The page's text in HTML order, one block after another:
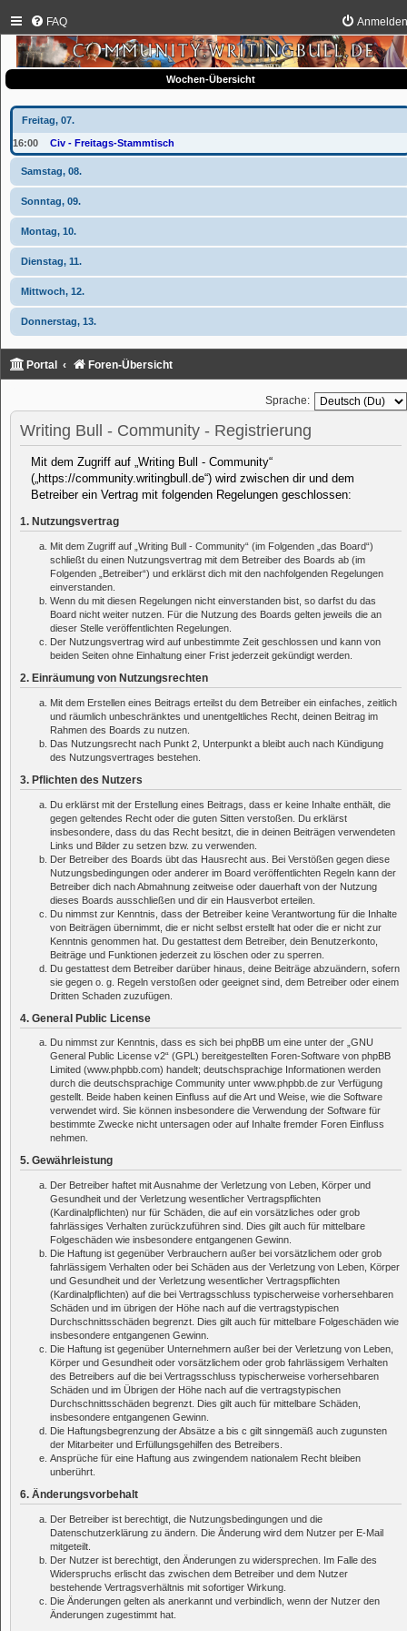
FAQ
Wochen-Übersicht
Freitag, 07.
16:00 Civ - Freitags-Stammtisch
Samstag, 08.
Sonntag, 09.
Montag, 10.
Dienstag, 11.
Mittwoch, 12.
Donnerstag, 13.
Portal Foren-Übersicht
Sprache:
Writing Bull - Community - Registrierung
Mit dem Zugriff auf „Writing Bull - Community“
(„https://community.writingbull.de“) wird zwischen dir und dem
Betreiber ein Vertrag mit folgenden Regelungen geschlossen:
1. Nutzungsvertrag
Mit dem Zugriff auf „Writing Bull - Community“ (im Folgenden „das Board“)
schließt du einen Nutzungsvertrag mit dem Betreiber des Boards ab (im
Folgenden „Betreiber“) und erklärst dich mit den nachfolgenden Regelungen
einverstanden.
Wenn du mit diesen Regelungen nicht einverstanden bist, so darfst du das
Board nicht weiter nutzen. Für die Nutzung des Boards gelten jeweils die an
dieser Stelle veröffentlichten Regelungen.
Der Nutzungsvertrag wird auf unbestimmte Zeit geschlossen und kann von
beiden Seiten ohne Einhaltung einer Frist jederzeit gekündigt werden.
2. Einräumung von Nutzungsrechten
Mit dem Erstellen eines Beitrags erteilst du dem Betreiber ein einfaches, zeitlich
und räumlich unbeschränktes und unentgeltliches Recht, deinen Beitrag im
Rahmen des Boards zu nutzen.
Das Nutzungsrecht nach Punkt 2, Unterpunkt a bleibt auch nach Kündigung
des Nutzungsvertrages bestehen.
3. Pflichten des Nutzers
Du erklärst mit der Erstellung eines Beitrags, dass er keine Inhalte enthält, die
gegen geltendes Recht oder die guten Sitten verstoßen. Du erklärst
insbesondere, dass du das Recht besitzt, die in deinen Beiträgen verwendeten
Links und Bilder zu setzen bzw. zu verwenden.
Der Betreiber des Boards übt das Hausrecht aus. Bei Verstößen gegen diese
Nutzungsbedingungen oder anderer im Board veröffentlichten Regeln kann der
Betreiber dich nach Abmahnung zeitweise oder dauerhaft von der Nutzung
dieses Boards ausschließen und dir ein Hausverbot erteilen.
Du nimmst zur Kenntnis, dass der Betreiber keine Verantwortung für die Inhalte
von Beiträgen übernimmt, die er nicht selbst erstellt hat oder die er nicht zur
Kenntnis genommen hat. Du gestattest dem Betreiber, dein Benutzerkonto,
Beiträge und Funktionen jederzeit zu löschen oder zu sperren.
Du gestattest dem Betreiber darüber hinaus, deine Beiträge abzuändern, sofern
sie gegen o. g. Regeln verstoßen oder geeignet sind, dem Betreiber oder einem
Dritten Schaden zuzufügen.
4. General Public License
Du nimmst zur Kenntnis, dass es sich bei phpBB um eine unter der „ GNU
General Public License v2“ (GPL) bereitgestellten Foren-Software von phpBB
Limited (www.phpbb.com) handelt; deutschsprachige Informationen werden
durch die deutschsprachige Community unter www.phpbb.de zur Verfügung
gestellt. Beide haben keinen Einfluss auf die Art und Weise, wie die Software
verwendet wird. Sie können insbesondere die Verwendung der Software für
bestimmte Zwecke nicht untersagen oder auf Inhalte fremder Foren Einfluss
nehmen.
5. Gewährleistung
Der Betreiber haftet mit Ausnahme der Verletzung von Leben, Körper und
Gesundheit und der Verletzung wesentlicher Vertragspflichten
(Kardinalpflichten) nur für Schäden, die auf ein vorsätzliches oder grob
fahrlässiges Verhalten zurückzuführen sind. Dies gilt auch für mittelbare
Folgeschäden wie insbesondere entgangenen Gewinn.
Die Haftung ist gegenüber Verbrauchern außer bei vorsätzlichem oder grob
fahrlässigem Verhalten oder bei Schäden aus der Verletzung von Leben, Körper
und Gesundheit und der Verletzung wesentlicher Vertragspflichten
(Kardinalpflichten) auf die bei Vertragsschluss typischerweise vorhersehbaren
Schäden und im übrigen der Höhe nach auf die vertragstypischen
Durchschnittsschäden begrenzt. Dies gilt auch für mittelbare Folgeschäden wie
insbesondere entgangenen Gewinn.
Die Haftung ist gegenüber Unternehmern außer bei der Verletzung von Leben,
Körper und Gesundheit oder vorsätzlichem oder grob fahrlässigem Verhalten
des Betreibers auf die bei Vertragsschluss typischerweise vorhersehbaren
Schäden und im Übrigen der Höhe nach auf die vertragstypischen
Durchschnittsschäden begrenzt. Dies gilt auch für mittelbare Schäden,
insbesondere entgangenen Gewinn.
Die Haftungsbegrenzung der Absätze a bis c gilt sinngemäß auch zugunsten
der Mitarbeiter und Erfüllungsgehilfen des Betreibers.
Ansprüche für eine Haftung aus zwingendem nationalem Recht bleiben
unberührt.
6. Änderungsvorbehalt
Der Betreiber ist berechtigt, die Nutzungsbedingungen und die
Datenschutzerklärung zu ändern. Die Änderung wird dem Nutzer per E-Mail
mitgeteilt.
Der Nutzer ist berechtigt, den Änderungen zu widersprechen. Im Falle des
Widerspruchs erlischt das zwischen dem Betreiber und dem Nutzer
bestehende Vertragsverhältnis mit sofortiger Wirkung.
Die Änderungen gelten als anerkannt und verbindlich, wenn der Nutzer den
Änderungen zugestimmt hat.